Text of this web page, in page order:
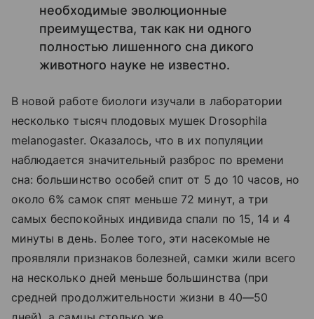
необходимые эволюционные
преимущества, так как ни одного
полностью лишенного сна дикого
животного науке не известно.
В новой работе биологи изучали в лаборатории
несколько тысяч плодовых мушек Drosophila
melanogaster. Оказалось, что в их популяции
наблюдается значительный разброс по времени
сна: большинство особей спит от 5 до 10 часов, но
около 6% самок спят меньше 72 минут, а три
самых беспокойных индивида спали по 15, 14 и 4
минуты в день. Более того, эти насекомые не
проявляли признаков болезней, самки жили всего
на несколько дней меньше большинства (при
средней продолжительности жизни в 40—50